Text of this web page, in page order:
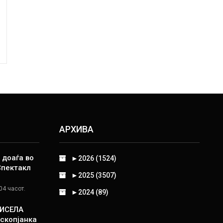
во
часот.
АРХИВА
► 2026 (1524)
► 2025 (3507)
► 2024 (89)